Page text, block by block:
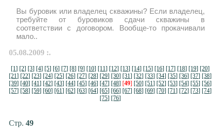
Вы буровик или владелец скважины? Если владелец,
требуйте от буровиков сдачи скважины в
соответствии с договором. Вообще-то прокачивали
мало..
05.08.2009 :.
[1] [2] [3] [4] [5] [6] [7] [8] [9] [10] [11] [12] [13] [14] [15] [16] [17] [18] [19] [20]
[21] [22] [23] [24] [25] [26] [27] [28] [29] [30] [31] [32] [33] [34] [35] [36] [37] [38]
[39] [40] [41] [42] [43] [44] [45] [46] [47] [48] [49] [50] [51] [52] [53] [54] [55] [56]
[57] [58] [59] [60] [61] [62] [63] [64] [65] [66] [67] [68] [69] [70] [71] [72] [73] [74]
[75] [76]
Стр. 49